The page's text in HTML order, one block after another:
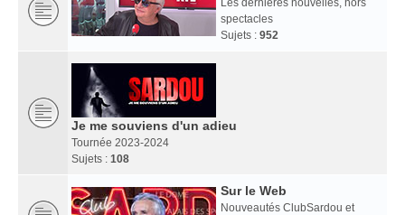
Les dernières nouvelles, hors
spectacles
Sujets : 952
Je me souviens d'un adieu
Tournée 2023-2024
Sujets : 108
Sur le Web
Nouveautés ClubSardou et